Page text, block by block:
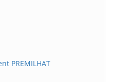
PREMILHAT